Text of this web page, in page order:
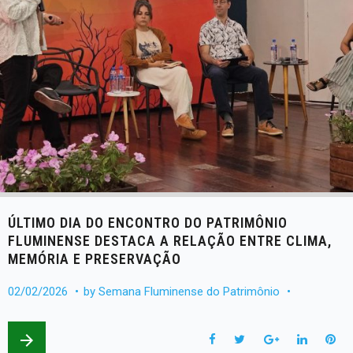
ÚLTIMO DIA DO ENCONTRO DO PATRIMÔNIO
FLUMINENSE DESTACA A RELAÇÃO ENTRE CLIMA,
MEMÓRIA E PRESERVAÇÃO
02/02/2026 by Semana Fluminense do Patrimônio
arrow_forward